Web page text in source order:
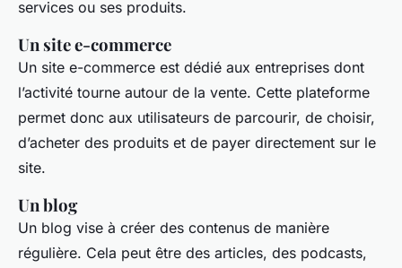
services ou ses produits.
Un site e-commerce
Un site e-commerce est dédié aux entreprises dont
l’activité tourne autour de la vente. Cette plateforme
permet donc aux utilisateurs de parcourir, de choisir,
d’acheter des produits et de payer directement sur le
site.
Un blog
Un blog vise à créer des contenus de manière
régulière. Cela peut être des articles, des podcasts,